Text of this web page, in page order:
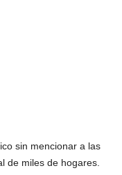
sin mencionar a las
de miles de hogares.